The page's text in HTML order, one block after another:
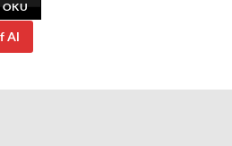
OKU
Al